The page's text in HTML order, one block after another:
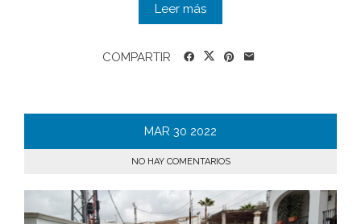
Leer más
COMPARTIR
MAR 30 2022
NO HAY COMENTARIOS